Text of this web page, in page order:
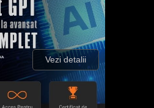
Vezi detalii